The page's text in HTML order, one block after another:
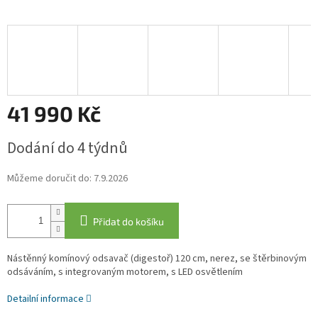
41 990 Kč
cena:
Dodání do 4 týdnů
Můžeme doručit do: 7.9.2026
Přidat do košíku
Nástěnný komínový odsavač (digestoř) 120 cm, nerez, se štěrbinovým
odsáváním, s integrovaným motorem, s LED osvětlením
Detailní informace